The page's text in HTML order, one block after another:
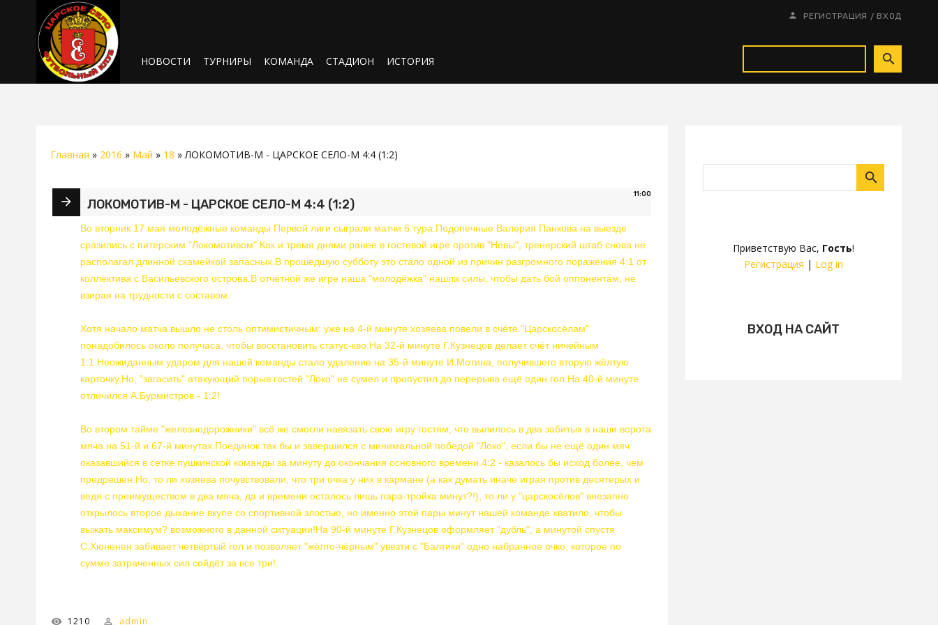
РЕГИСТРАЦИЯ / ВХОД
НОВОСТИ ТУРНИРЫ КОМАНДА СТАДИОН ИСТОРИЯ
Приветствую Вас, Гость!
Регистрация | Log in
ВХОД НА САЙТ
Главная » 2016 » Май » 18 » ЛОКОМОТИВ-М - ЦАРСКОЕ СЕЛО-М 4:4 (1:2)
11:00
ЛОКОМОТИВ-М - ЦАРСКОЕ СЕЛО-М 4:4 (1:2)
Во вторник 17 мая молодёжные команды Первой лиги сыграли матчи 6 тура.Подопечные Валерия Панкова на выезде
сразились с питерским "Локомотивом".Как и тремя днями ранее в гостевой игре против "Невы", тренерский штаб снова не
располагал длинной скамейкой запасных.В прошедшую субботу это стало одной из причин разгромного поражения 4:1 от
коллектива с Васильевского острова.В отчётной же игре наша "молодёжка" нашла силы, чтобы дать бой оппонентам, не
взирая на трудности с составом.
Хотя начало матча вышло не столь оптимистичным: уже на 4-й минуте хозяева повели в счёте."Царскосёлам"
понадобилось около получаса, чтобы восстановить статус-кво.На 32-й минуте Г.Кузнецов делает счёт ничейным
1:1.Неожиданным ударом для нашей команды стало удаление на 35-й минуте И.Мотина, получившего вторую жёлтую
карточку.Но, "загасить" атакующий порыв гостей "Локо" не сумел и пропустил до перерыва ещё один гол.На 40-й минуте
отличился А.Бурмистров - 1:2!
Во втором тайме "железнодорожники" всё же смогли навязать свою игру гостям, что вылилось в два забитых в наши ворота
мяча на 51-й и 67-й минутах.Поединок так бы и завершился с минимальной победой "Локо", если бы не ещё один мяч
оказавшийся в сетке пушкинской команды за минуту до окончания основного времени.4:2 - казалось бы исход более, чем
предрешен.Но, то ли хозяева почувствовали, что три очка у них в кармане (а как думать иначе играя против десятерых и
ведя с преимуществом в два мяча, да и времени осталось лишь пара-тройка минут?!), то ли у "царскосёлов" внезапно
открылось второе дыхание вкупе со спортивной злостью, но именно этой пары минут нашей команде хватило, чтобы
выжать максимум? возможного в данной ситуации!На 90-й минуте Г.Кузнецов оформляет "дубль", а минутой спустя
С.Хюненен забивает четвёртый гол и позволяет "жёлто-чёрным" увезти с "Балтики" одно набранное очко, которое по
сумме затраченных сил сойдёт за все три!
1210 admin